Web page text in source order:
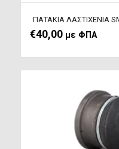
ΠΑΤΑΚΙΑ ΛΑΣΤΙΧΕΝΙΑ
€40,00 με ΦΠΑ